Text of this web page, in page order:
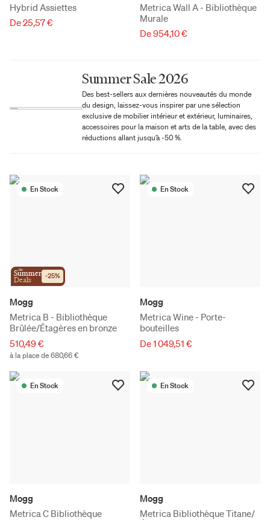
Hybrid Assiettes
De 25,57 €
Metrica Wall A - Bibliothèque
Murale
De 954,10 €
Summer Sale 2026
Des best-sellers aux dernières nouveautés du monde
du design, laissez-vous inspirer par une sélection
exclusive de mobilier intérieur et extérieur, luminaires,
accessoires pour la maison et arts de la table, avec des
réductions allant jusqu’à -50 %.
En Stock
the
Summer
Deals -25%
Mogg
Metrica B - Bibliothèque
Brûlée/Étagères en bronze
510,49 €
à la place de 680,66 €
En Stock
Mogg
Metrica Wine - Porte-
bouteilles
De 1 049,51 €
En Stock
Mogg
Metrica C Bibliothèque
En Stock
Mogg
Metrica Bibliothèque Titane/